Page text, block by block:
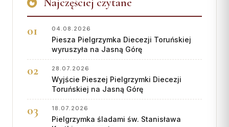
Najczęściej czytane
04.08.2026
Piesza Pielgrzymka Diecezji Toruńskiej
wyruszyła na Jasną Górę
28.07.2026
Wyjście Pieszej Pielgrzymki Diecezji
Toruńskiej na Jasną Górę
18.07.2026
Pielgrzymka śladami św. Stanisława